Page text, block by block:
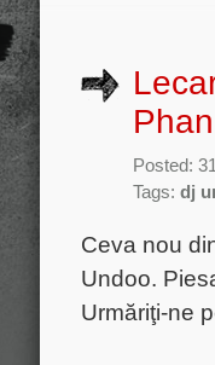
Posted:
Tags: dj
Ceva nou
Undoo.
Urmăriţi-ne